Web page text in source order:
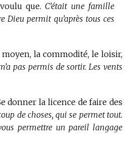
que. C’était une famille
Dieu permit qu’après tous ces
la commodité, le loisir,
pas permis de sortir. Les vents
donner la licence de faire des
de choses, qui se permet tout.
permettre un pareil langage